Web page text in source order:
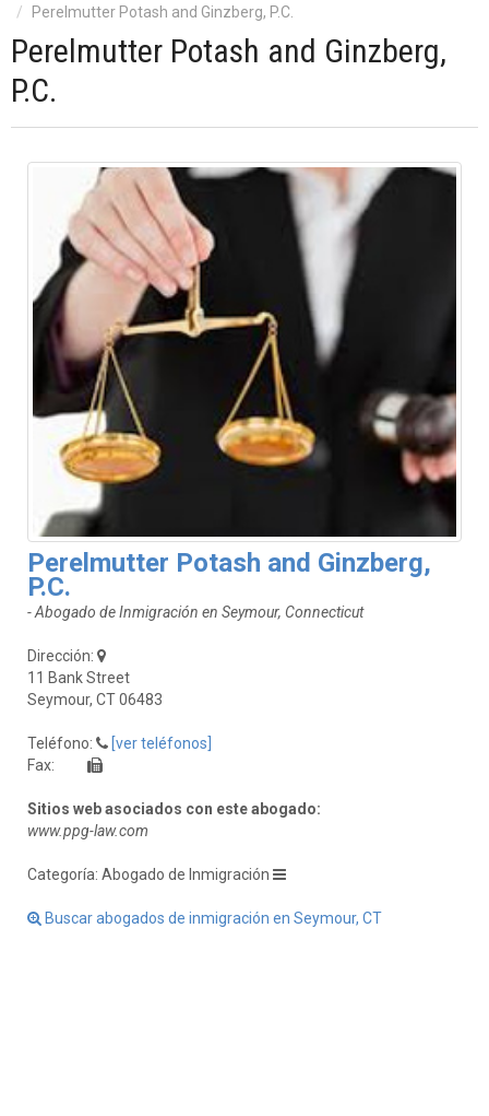
Perelmutter Potash and Ginzberg, P.C.
Perelmutter Potash and Ginzberg,
P.C.
Perelmutter Potash and Ginzberg,
P.C.
- Abogado de Inmigración en Seymour, Connecticut
Dirección:
11 Bank Street
Seymour, CT 06483
Teléfono:
[ver teléfonos]
Fax:
Sitios web asociados con este abogado:
www.ppg-law.com
Categoría: Abogado de Inmigración
Buscar abogados de inmigración en Seymour, CT